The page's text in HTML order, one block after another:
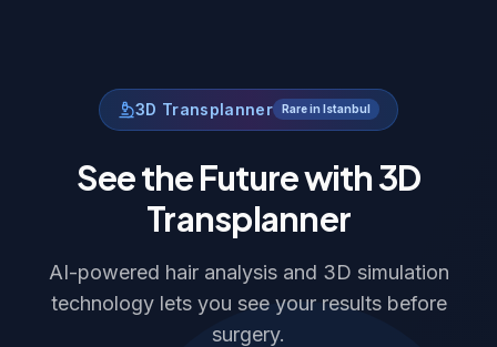
3D Transplanner Rare in Istanbul
See the Future with 3D
Transplanner
AI-powered hair analysis and 3D simulation
technology lets you see your results before
surgery.